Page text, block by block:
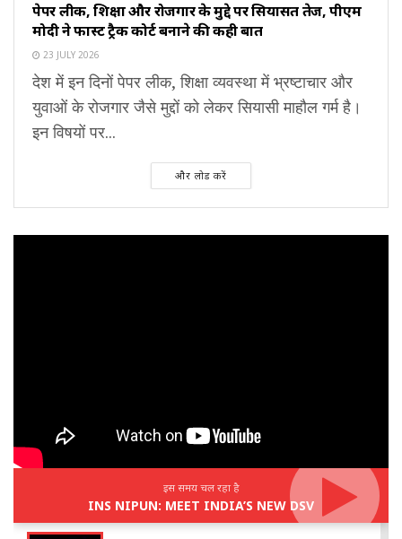
पेपर लीक, शिक्षा और रोजगार के मुद्दे पर सियासत तेज, पीएम
मोदी ने फास्ट ट्रैक कोर्ट बनाने की कही बात
23 JULY 2026
देश में इन दिनों पेपर लीक, शिक्षा व्यवस्था में भ्रष्टाचार और
युवाओं के रोजगार जैसे मुद्दों को लेकर सियासी माहौल गर्म है।
इन विषयों पर...
और लोड करें
इस समय चल रहा है
INS NIPUN: MEET INDIA’S NEW DSV